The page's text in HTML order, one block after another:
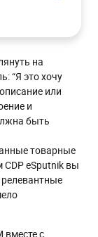
и
на
“Я это хочу
или
и
быть
товарные
eSputnik вы
вместе с